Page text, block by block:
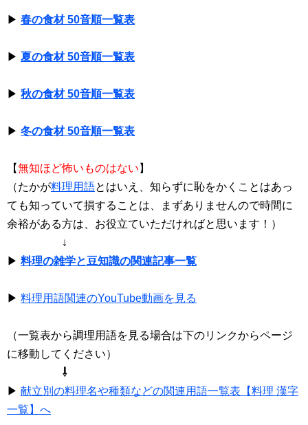
▶ 春の食材 50音順一覧表
▶ 夏の食材 50音順一覧表
▶ 秋の食材 50音順一覧表
▶ 冬の食材 50音順一覧表
【無知ほど怖いものはない 】
（たかが料理用語とはいえ、知らずに恥をかくことはあっ
ても知っていて損することは、まずありませんので時間に
余裕がある方は、お役立ていただければと思います！）
↓
▶ 料理の雑学と豆知識の関連記事一覧
▶ 料理用語関連のYouTube動画を見る
（一覧表から調理用語を見る場合は下のリンクからページ
に移動してください）
⇩
▶ 献立別の料理名や種類などの関連用語一覧表【料理 漢字
一覧】へ